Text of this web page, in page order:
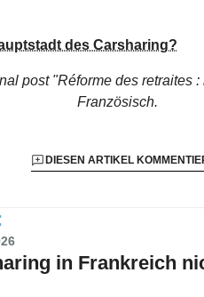
des Carsharing?
post "Réforme des retraites
Französisch.
DIESEN ARTIKEL
in Frankreich